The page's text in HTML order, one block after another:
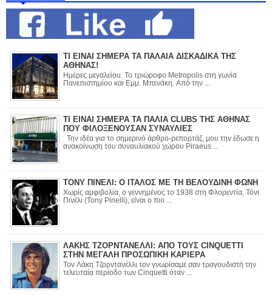
ΤΙ ΕΙΝΑΙ ΣΗΜΕΡΑ ΤΑ ΠΑΛΑΙΑ ΔΙΣΚΑΔΙΚΑ ΤΗΣ
ΑΘΗΝΑΣ!
Ημέρες μεγαλείου. Το τριώροφο Metropolis στη γωνία
Πανεπιστημίου και Εμμ. Μπενάκη. Από την ...
ΤΙ ΕΙΝΑΙ ΣΗΜΕΡΑ ΤΑ ΠΑΛΙΑ CLUBS ΤΗΣ ΑΘΗΝΑΣ
ΠΟΥ ΦΙΛΟΞΕΝΟΥΣΑΝ ΣΥΝΑΥΛΙΕΣ
Την ιδέα για το σημερινό άρθρο-ρεπορτάζ, μου την έδωσε η
ανακοίνωση του συναυλιακού χώρου Piraeus ...
ΤΟΝΥ ΠΙΝΕΛΙ: Ο ΙΤΑΛΟΣ ΜΕ ΤΗ ΒΕΛΟΥΔΙΝΗ ΦΩΝΗ
Χωρίς αμφιβολία, ο γεννημένος το 1938 στη Φλορεντία, Τόνι
Πινέλι (Tony Pinelli), είναι ο πιο ...
ΛΑΚΗΣ ΤΖΟΡΝΤΑΝΕΛΛΙ: ΑΠΟ ΤΟΥΣ CINQUETTI
ΣΤΗΝ ΜΕΓΑΛΗ ΠΡΟΣΩΠΙΚΗ ΚΑΡΙΕΡΑ
Τον Λάκη Τζορντανέλλι τον γνωρίσαμε σαν τραγουδιστή την
τελευταία περίοδο των Cinquetti όταν ...